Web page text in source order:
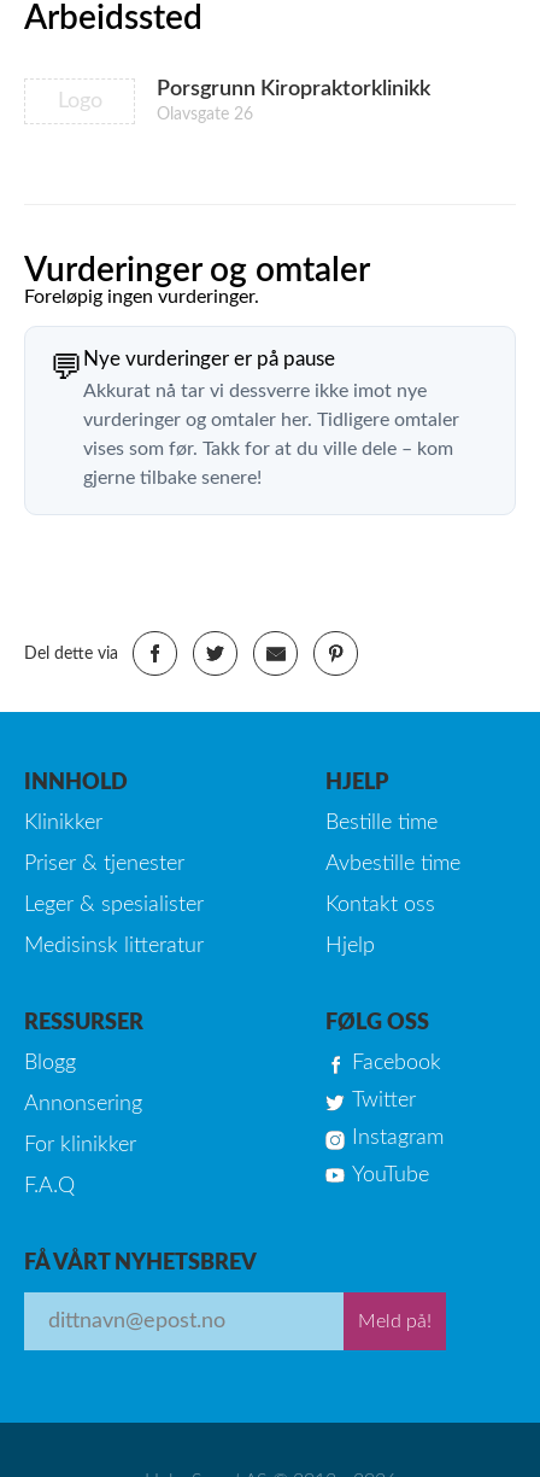
Arbeidssted
Logo
Porsgrunn Kiropraktorklinikk
Olavsgate 26
Vurderinger og omtaler
Foreløpig ingen vurderinger.
💬 Nye vurderinger er på pause
Akkurat nå tar vi dessverre ikke imot nye
vurderinger og omtaler her. Tidligere omtaler
vises som før. Takk for at du ville dele – kom
gjerne tilbake senere!
Del dette via
INNHOLD
Klinikker
Priser & tjenester
Leger & spesialister
Medisinsk litteratur
HJELP
Bestille time
Avbestille time
Kontakt oss
Hjelp
RESSURSER
Blogg
Annonsering
For klinikker
F.A.Q
FØLG OSS
Facebook
Twitter
Instagram
YouTube
FÅ VÅRT NYHETSBREV
Meld på!